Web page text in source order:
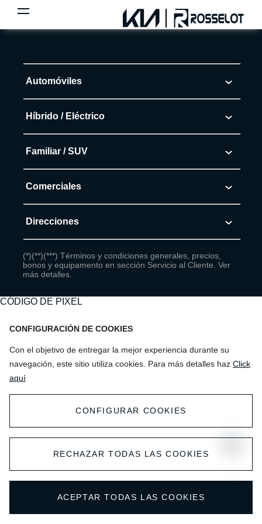
Automóviles
Morning
K3
Híbrido / Eléctrico
EV5
EV9
Familiar / SUV
Sonet
Carens
Nueva Carens
Sportage
Carnival
Comerciales
Frontier
Direcciones
Rosselot - Libertad
Dirección: Libertad 1001 Viña del Mar
Viña del Mar
Dirección: Chacabuco 2080
Fono: 32-2351175 / 32-2351174
Valparaiso
(*)(**)(***) Términos y condiciones generales, precios,
bonos y equipamento en sección Servicio al Cliente. Ver
más detalles.
Subir
CONFIGURACIÓN DE COOKIES
Con el objetivo de entregar la mejor experiencia durante su
navegación, este sitio utiliza cookies. Para más detalles haz Click
aquí
CONFIGURAR COOKIES
RECHAZAR TODAS LAS COOKIES
ACEPTAR TODAS LAS COOKIES
CÓDIGO DE PIXEL